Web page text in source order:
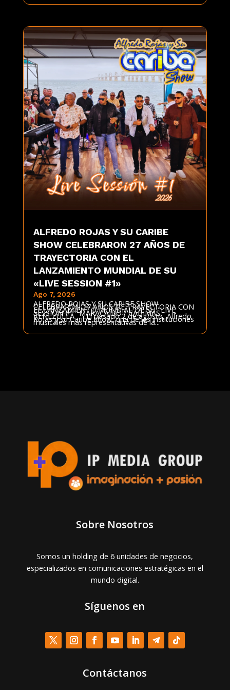
ALFREDO ROJAS Y SU CARIBE
SHOW CELEBRARON 27 AÑOS DE
TRAYECTORIA CON EL
LANZAMIENTO MUNDIAL DE SU
«LIVE SESSION #1»
Ago 7, 2026
ALFREDO ROJAS Y SU CARIBE SHOW
CELEBRARON 27 AÑOS DE TRAYECTORIA CON
EL LANZAMIENTO MUNDIAL DE SU "LIVE
SESSION #1" MARACAIBO / CABIMAS,
VENEZUELA — El pasado 2 de agosto, Alfredo
Rojas y su Caribe Show, una de las instituciones
musicales más representativas de la...
Sobre Nosotros
Somos un holding de 6 unidades de negocios,
especializados en comunicaciones estratégicas en el
mundo digital.
Síguenos en
Contáctanos